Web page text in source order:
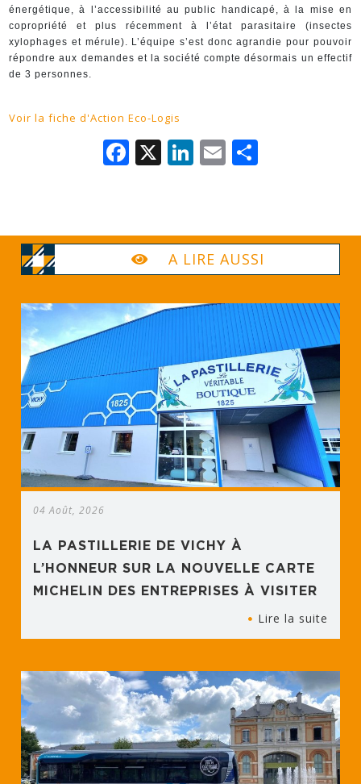
énergétique, à l’accessibilité au public handicapé, à la mise en
copropriété et plus récemment à l’état parasitaire (insectes
xylophages et mérule). L’équipe s’est donc agrandie pour pouvoir
répondre aux demandes et la société compte désormais un effectif
de 3 personnes.
Voir la fiche d'Action Eco-Logis
Facebook
X LinkedIn
Email
A LIRE AUSSI
04 Août, 2026
LA PASTILLERIE DE VICHY À
L’HONNEUR SUR LA NOUVELLE CARTE
MICHELIN DES ENTREPRISES À VISITER
Lire la suite